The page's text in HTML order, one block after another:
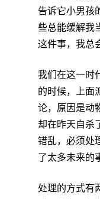
告诉它小男孩
些总能缓解我
这件事，我总
我们在这一时
的时候，上面
论，原因是动
却在昨天自杀
错乱，必须处
了太多未来的
处理的方式有